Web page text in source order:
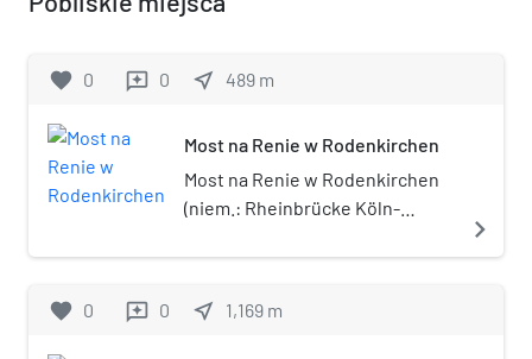
favorite 0 reviews 0 near_me 489 m
Most na Renie w Rodenkirchen
Most na Renie w Rodenkirchen
(niem.: Rheinbrücke Köln-
długości 567 m na Renie, w
Jest częścią autostrady A4 i
navigate_next
favorite 0 reviews 0 near_me 1,169 m